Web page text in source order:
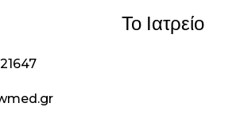
Το Ιατρείο